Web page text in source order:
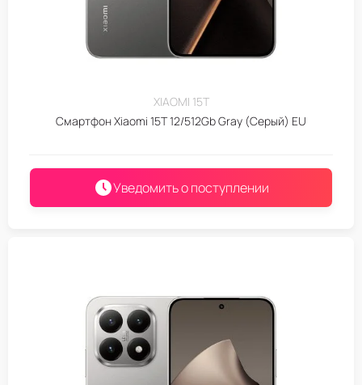
XIAOMI 15T
Смартфон Xiaomi 15T 12/512Gb Gray (Серый) EU
Уведомить о поступлении